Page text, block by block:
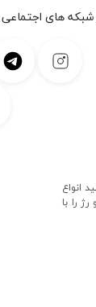
شبکه های
انواع
را با